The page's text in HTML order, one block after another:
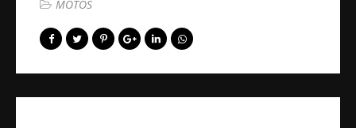
MOTOS